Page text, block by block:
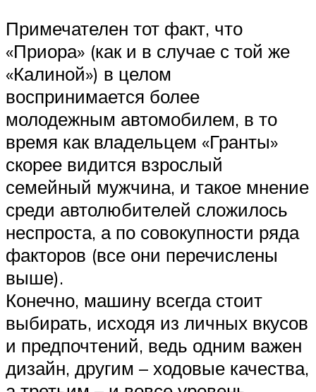
Примечателен тот факт, что
«Приора» (как и в случае с той же
«Калиной») в целом
воспринимается более
молодежным автомобилем, в то
время как владельцем «Гранты»
скорее видится взрослый
семейный мужчина, и такое мнение
среди автолюбителей сложилось
неспроста, а по совокупности ряда
факторов (все они перечислены
выше).
Конечно, машину всегда стоит
выбирать, исходя из личных вкусов
и предпочтений, ведь одним важен
дизайн, другим – ходовые качества,